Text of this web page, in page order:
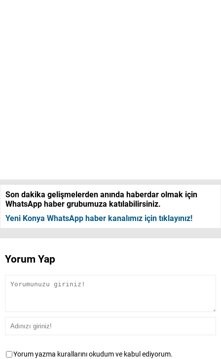
Son dakika gelişmelerden anında haberdar olmak için
WhatsApp haber grubumuza katılabilirsiniz.
Yeni Konya WhatsApp haber kanalımız için tıklayınız!
Yorum Yap
Yorum yazma kurallarını okudum ve kabul ediyorum.